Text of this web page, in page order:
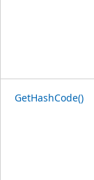
GetHashCode()